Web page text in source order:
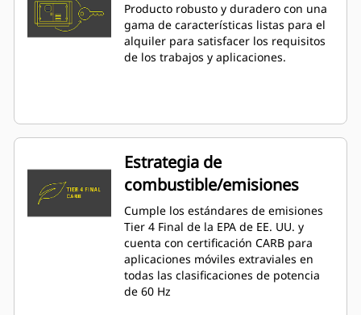
Producto robusto y duradero con una
gama de características listas para el
alquiler para satisfacer los requisitos
de los trabajos y aplicaciones.
Estrategia de
combustible/emisiones
Cumple los estándares de emisiones
Tier 4 Final de la EPA de EE. UU. y
cuenta con certificación CARB para
aplicaciones móviles extraviales en
todas las clasificaciones de potencia
de 60 Hz